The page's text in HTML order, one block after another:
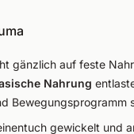
gänzlich auf feste
Nahrung
gewickelt